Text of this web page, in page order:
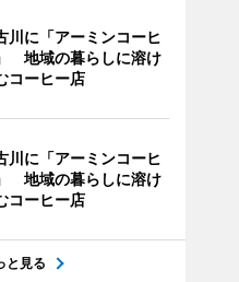
川に「アーミンコーヒ
地域の暮らしに溶け
コーヒー店
川に「アーミンコーヒ
地域の暮らしに溶け
コーヒー店
と見る